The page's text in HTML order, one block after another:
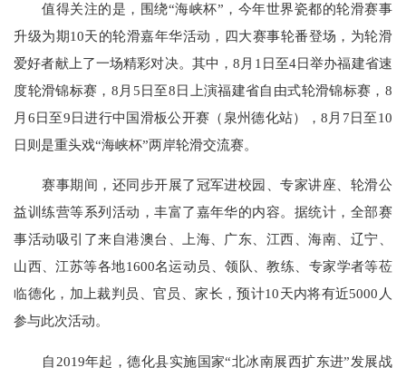
值得关注的是，围绕“海峡杯”，今年世界瓷都的轮滑赛事
升级为期10天的轮滑嘉年华活动，四大赛事轮番登场，为轮滑
爱好者献上了一场精彩对决。其中，8月1日至4日举办福建省速
度轮滑锦标赛，8月5日至8日上演福建省自由式轮滑锦标赛，8
月6日至9日进行中国滑板公开赛（泉州德化站），8月7日至10
日则是重头戏“海峡杯”两岸轮滑交流赛。
赛事期间，还同步开展了冠军进校园、专家讲座、轮滑公
益训练营等系列活动，丰富了嘉年华的内容。据统计，全部赛
事活动吸引了来自港澳台、上海、广东、江西、海南、辽宁、
山西、江苏等各地1600名运动员、领队、教练、专家学者等莅
临德化，加上裁判员、官员、家长，预计10天内将有近5000人
参与此次活动。
自2019年起，德化县实施国家“北冰南展西扩东进”发展战